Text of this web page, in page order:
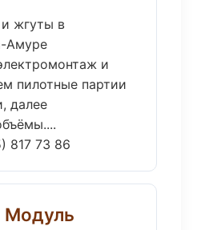
жгуты в
Амуре
и
пилотные партии
далее
817 73 86
Модуль